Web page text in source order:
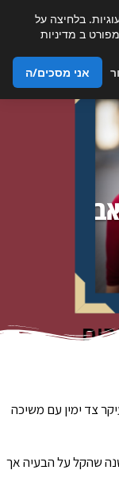
בלחיצה על
ב מדיניות
אני מסכים/ה
צד ימין עם משיכה
שהקל על הבעיה אך